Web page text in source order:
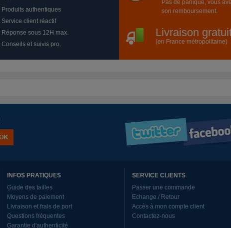
Produits authentiques
Service client réactif
Réponse sous 12H max.
Conseils et suivis pro.
Pas de panique, vous
son remboursement.
Livraison
(en France métropolitaine)
INFOS PRATIQUES
Guide des tailles
Moyens de paiement
Livraison et frais de port
Questions fréquentes
Garantie d'authenticité
SERVICE CLIENTS
Passer une commande
Echange / Retour
Accès à mon compte client
Contactez-nous